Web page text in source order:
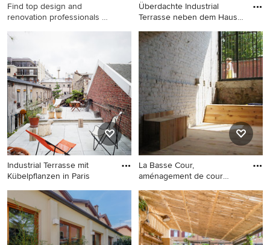
Find top design and
renovation professionals on
Überdachte Industrial
Terrasse neben dem Haus
Überdachte Industrial
Terrasse neben dem Haus in
Sonstige
Industrial Terrasse mit
Kübelpflanzen in Paris
Industrial Terrasse mit
Kübelpflanzen in Paris
La Basse Cour,
aménagement de cour
Industrial Terrasse in Lille